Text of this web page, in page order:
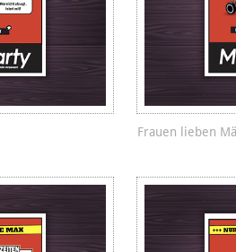
Frauen lieben